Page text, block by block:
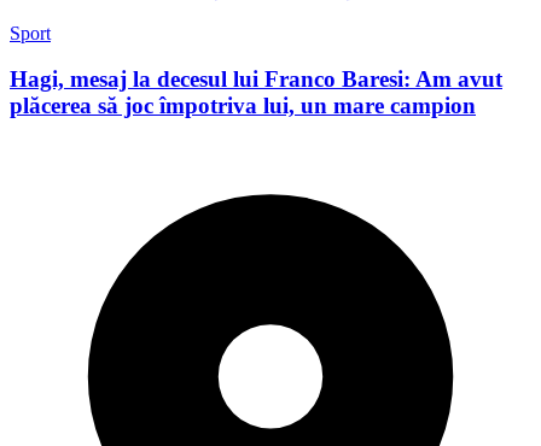
Sport
Hagi, mesaj la decesul lui Franco Baresi: Am avut
plăcerea să joc împotriva lui, un mare campion